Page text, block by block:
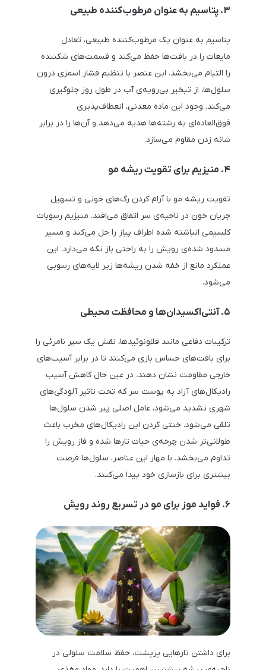
۳. پتاسیم به عنوان مرطوب‌کننده طبیعی
پتاسیم به عنوان یک مرطوب‌کننده طبیعی، تعادل
مایعات را در بافت‌ها حفظ می‌کند و قسمت‌های شکننده
را التیام می‌بخشد. این عنصر با تنظیم فشار اسمزی درون
سلول‌ها، از تبخیر بی‌رویه‌ی آب در طول روز جلوگیری
می‌کند. وجود این ماده معدنی، انعطاف‌پذیری
فوق‌العاده‌ای به رشته‌ها هدیه می‌دهد و آن‌ها را در برابر
شانه زدن مقاوم می‌سازد.
۴. منیزیم برای تقویت ریشه مو
تقویت ریشه مو با آرام کردن رگ‌های خونی و تسهیل
جریان خون در ناحیه‌ی سر اتفاق می‌افتد. منیزیم رسوبات
کلسیمی انباشته شده اطراف پیاز را حل می‌کند و مسیر
مسدود شده‌ی رویش را به راحتی باز نگه می‌دارد. این
عملکرد مانع از خفه شدن ریشه‌ها زیر لایه‌های رسوبی
می‌شود.
۵. آنتی‌اکسیدان‌ها و محافظت محیطی
ترکیبات دفاعی مانند فلاونوئیدها، نقش یک سپر نامرئی را
برای بافت‌های حساس بازی می‌کنند تا در برابر آسیب‌های
خارجی مقاومت نشان دهند. در عین حال کاهش آسیب
رادیکال‌های آزاد به پوست سر که تحت تاثیر آلودگی‌های
شهری تشدید می‌شود، عامل اصلی پیر شدن سلول‌ها
تلقی می‌شود. خنثی کردن این رادیکال‌های مخرب باعث
طولانی‌تر شدن چرخه‌ی حیات تارها شده و فاز رویش را
تداوم می‌بخشد. با مهار این عناصر، سلول‌ها فرصت
بیشتری برای بازسازی خود پیدا می‌کنند.
۶. فواید موز برای مو در تسریع روند رویش
برای داشتن تارهایی پرپشت، حفظ سلامت سلولی در